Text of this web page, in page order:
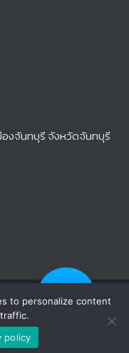
งจันทบุรี จังหวัดจันทบุรี
YouTube
Line
to personalize content
policy